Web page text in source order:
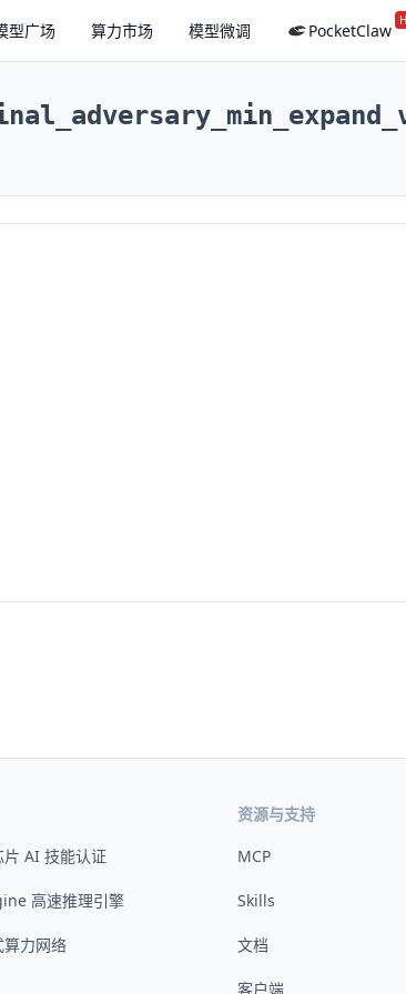
型广场 算力市场 模型微调 PocketClaw
片 AI 技能认证
高速推理引擎
算力网络
资源与支持
MCP
Skills
文档
客户端